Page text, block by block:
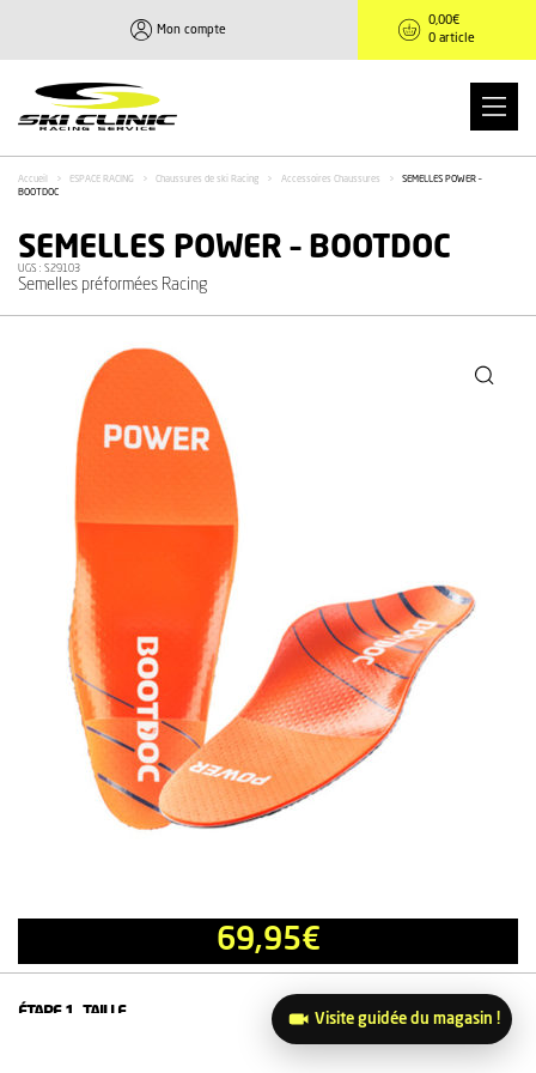
Accueil > ESPACE RACING > Chaussures de ski Racing > Accessoires Chaussures >
SEMELLES POWER –
BOOTDOC
SEMELLES POWER – BOOTDOC
UGS : S29103
Semelles préformées Racing
69,95€
ÉTAPE 1 TAILLE
Mon compte
0,00€
0 article
Visite guidée du magasin !